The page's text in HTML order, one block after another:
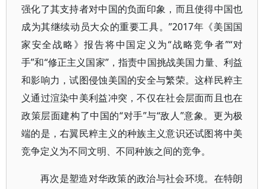
强化了其支持者对中国的负面印象，而且使得中国也
成为其继续动员大众的重要工具。”2017年《美国国
家安全战略》报告将中国定义为“战略竞争者”“对
手”和“修正主义国家”，指责中国挑战美国力量、利益
和影响力，试图侵蚀美国的安全与繁荣。这样民粹主
义通过渲染中美利益冲突，不仅在社会层面而且也在
政策层面建构了中国的“对手”与“敌人”意象。更为极
端的是，右翼民粹主义的种族主义意识还试图将中美
竞争定义为不同文明、不同种族之间的竞争。
再次是塑造对华政策的政治与社会环境。在特朗